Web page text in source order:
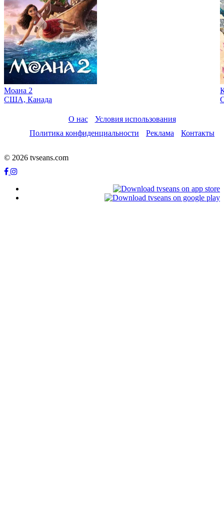
Моана 2
США, Канада
О нас
Условия использования
Политика конфиденциальности
Реклама Контакты
© 2026 tvseans.com